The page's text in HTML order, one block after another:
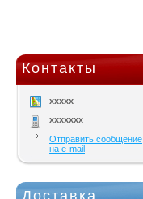
Контакты
xxxxx
xxxxxxx
Отправить сообщение
на e-mail
Доставка